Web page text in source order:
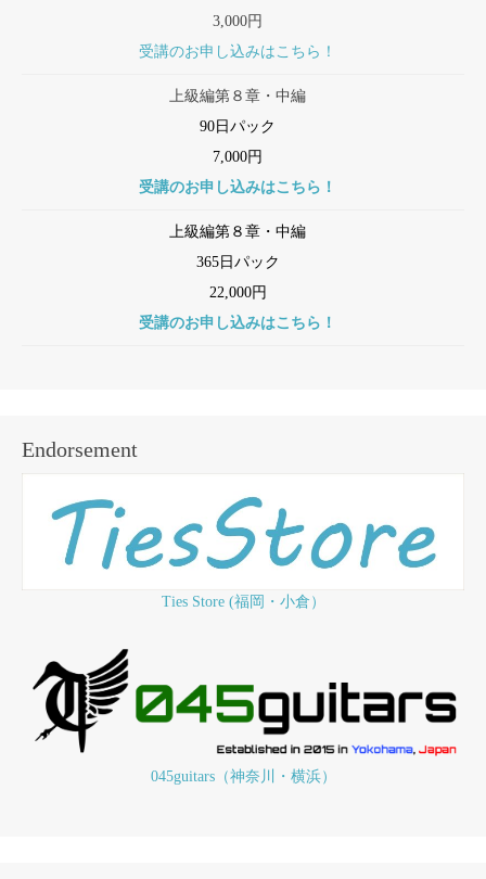
3,000円
受講のお申し込みはこちら！
上級編第８章・中編
90日パック
7,000円
受講のお申し込みはこちら！
上級編第８章・中編
365日パック
22,000円
受講のお申し込みはこちら！
Endorsement
Ties Store (福岡・小倉）
045guitars（神奈川・横浜）